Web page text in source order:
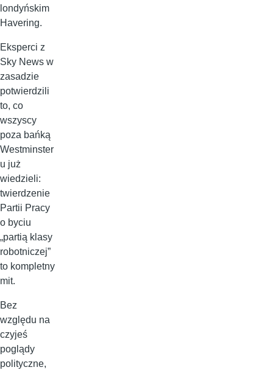
londyńskim
Havering.
Eksperci z
Sky News w
zasadzie
potwierdzili
to, co
wszyscy
poza bańką
Westminster
u już
wiedzieli:
twierdzenie
Partii Pracy
o byciu
„partią klasy
robotniczej”
to kompletny
mit.
Bez
względu na
czyjeś
poglądy
polityczne,